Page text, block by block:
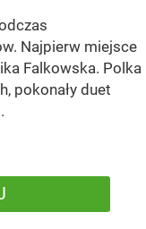
Najpierw miejsce
Falkowska. Polka
pokonały duet